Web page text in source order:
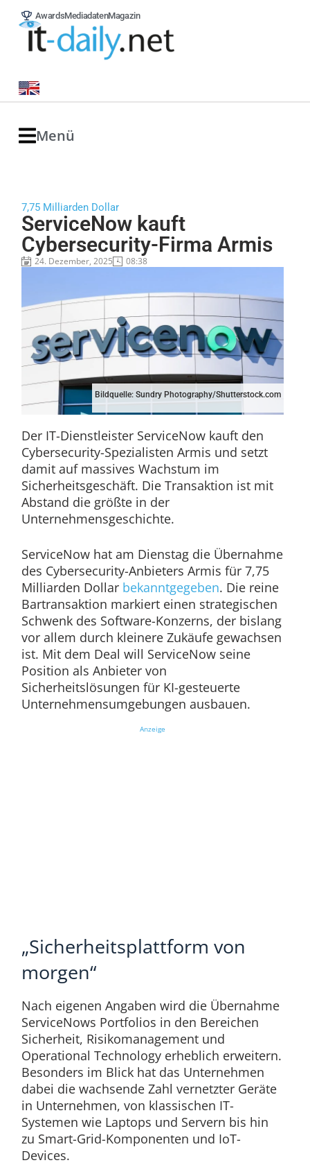
AwardsMediadatenMagazin
Menü
7,75 Milliarden Dollar
ServiceNow kauft
Cybersecurity-Firma Armis
24. Dezember, 2025 08:38
Bildquelle: Sundry Photography/Shutterstock.com
Der IT-Dienstleister ServiceNow kauft den
Cybersecurity-Spezialisten Armis und setzt
damit auf massives Wachstum im
Sicherheitsgeschäft. Die Transaktion ist mit
Abstand die größte in der
Unternehmensgeschichte.
ServiceNow hat am Dienstag die Übernahme
des Cybersecurity-Anbieters Armis für 7,75
Milliarden Dollar bekanntgegeben. Die reine
Bartransaktion markiert einen strategischen
Schwenk des Software-Konzerns, der bislang
vor allem durch kleinere Zukäufe gewachsen
ist. Mit dem Deal will ServiceNow seine
Position als Anbieter von
Sicherheitslösungen für KI-gesteuerte
Unternehmensumgebungen ausbauen.
Anzeige
„Sicherheitsplattform von
morgen“
Nach eigenen Angaben wird die Übernahme
ServiceNows Portfolios in den Bereichen
Sicherheit, Risikomanagement und
Operational Technology erheblich erweitern.
Besonders im Blick hat das Unternehmen
dabei die wachsende Zahl vernetzter Geräte
in Unternehmen, von klassischen IT-
Systemen wie Laptops und Servern bis hin
zu Smart-Grid-Komponenten und IoT-
Devices.